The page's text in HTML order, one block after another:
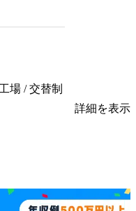
場 / 交替制
詳細を表示